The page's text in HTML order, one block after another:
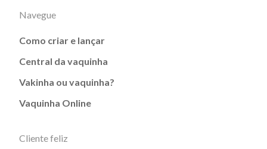
Navegue
Como criar e lançar
Central da vaquinha
Vakinha ou vaquinha?
Vaquinha Online
Cliente feliz